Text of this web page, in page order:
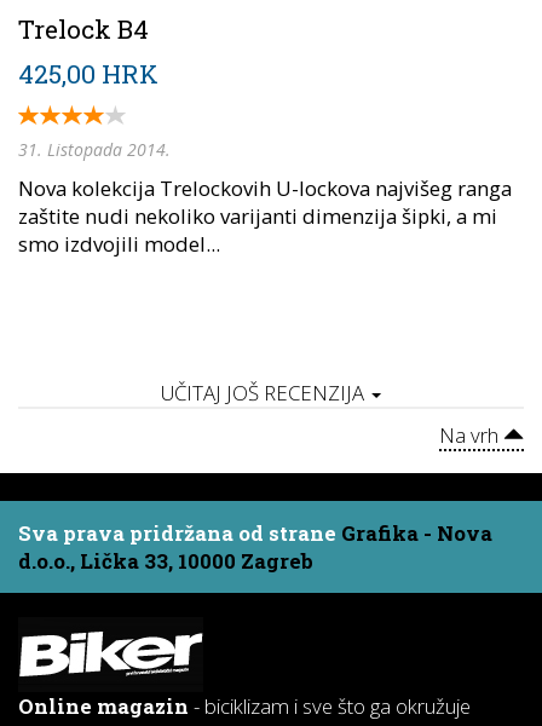
Trelock B4
425,00 HRK
31. Listopada 2014.
Nova kolekcija Trelockovih U-lockova najvišeg ranga
zaštite nudi nekoliko varijanti dimenzija šipki, a mi
smo izdvojili model...
UČITAJ JOŠ RECENZIJA
Na vrh
Sva prava pridržana od strane Grafika - Nova
d.o.o., Lička 33, 10000 Zagreb
Online magazin - biciklizam i sve što ga okružuje